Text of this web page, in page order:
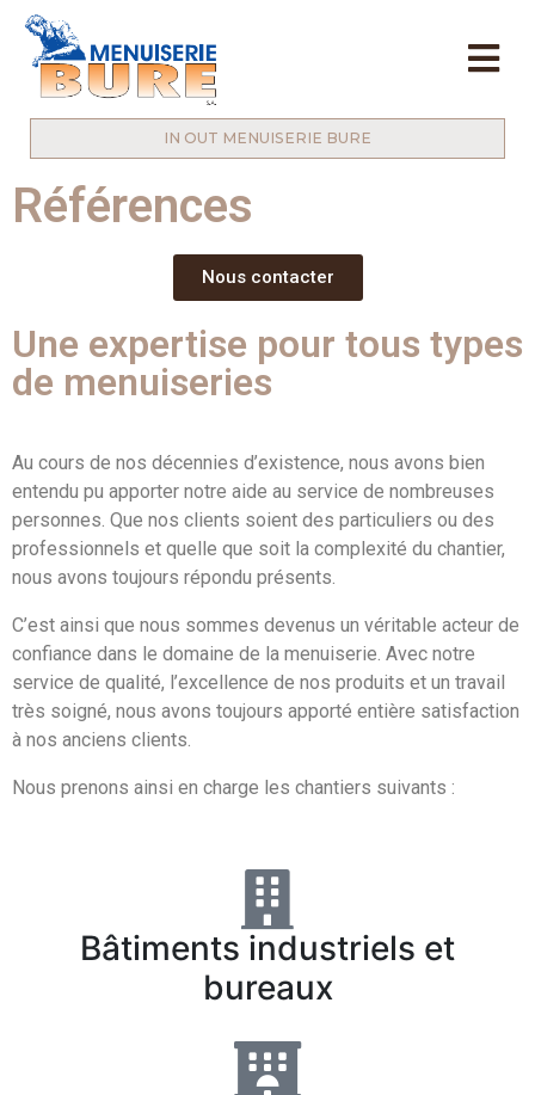
IN OUT MENUISERIE BURE
Références
Nous contacter
Une expertise pour tous types
de menuiseries
Au cours de nos décennies d’existence, nous avons bien
entendu pu apporter notre aide au service de nombreuses
personnes. Que nos clients soient des particuliers ou des
professionnels et quelle que soit la complexité du chantier,
nous avons toujours répondu présents.
C’est ainsi que nous sommes devenus un véritable acteur de
confiance dans le domaine de la menuiserie. Avec notre
service de qualité, l’excellence de nos produits et un travail
très soigné, nous avons toujours apporté entière satisfaction
à nos anciens clients.
Nous prenons ainsi en charge les chantiers suivants :
Bâtiments industriels et
bureaux